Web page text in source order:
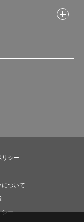
リシー
について
シー